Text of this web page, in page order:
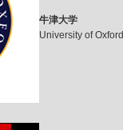
牛津大学
University of Oxford